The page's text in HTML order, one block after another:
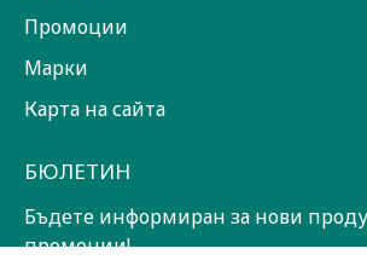
Промоции
Марки
Карта на сайта
БЮЛЕТИН
Бъдете информиран за нови
промоции!